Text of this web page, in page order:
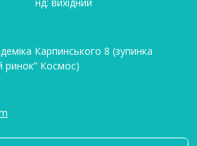
Карпинського 8 (зупинка
ринок” Космос)